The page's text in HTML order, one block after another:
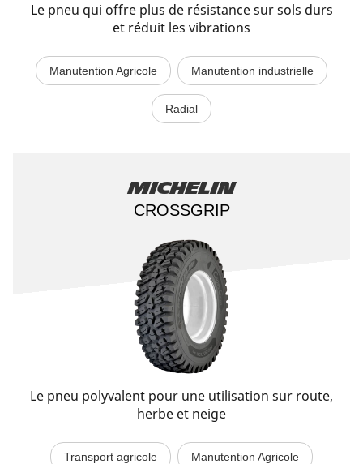
Le pneu qui offre plus de résistance sur sols durs
et réduit les vibrations
Manutention Agricole Manutention industrielle
Radial
Michelin
CROSSGRIP​
Le pneu polyvalent pour une utilisation sur route,
herbe et neige​
Transport agricole Manutention Agricole